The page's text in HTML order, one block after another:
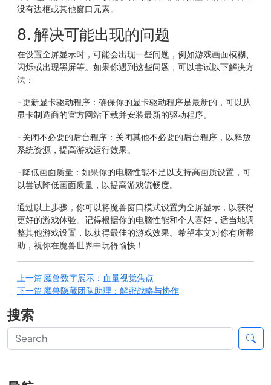
没有边框或其他窗口元素。
8. 解决可能出现的问题
在设置全屏显示时，可能会出现一些问题，例如游戏画面模糊、
闪烁或出现黑屏等。如果你遇到这些问题，可以尝试以下解决方
法：
- 更新显卡驱动程序：确保你的显卡驱动程序是最新的，可以从
显卡制造商的官方网站下载并安装最新的驱动程序。
- 关闭不必要的后台程序：关闭其他不必要的后台程序，以释放
系统资源，提高游戏运行效果。
- 降低画面质量：如果你的电脑性能不足以支持高画质设置，可
以尝试降低画面质量，以提高游戏流畅度。
通过以上步骤，你可以将魔兽窗口模式设置为全屏显示，以获得
更好的游戏体验。记得根据你的电脑性能和个人喜好，适当地调
整其他游戏设置，以获得最佳的游戏效果。希望本文对你有所帮
助，祝你在魔兽世界中玩得愉快！
上一篇魔兽数字展示：血量视觉焦点
下一篇魔兽隐藏团队助理：解密战略与协作
搜索